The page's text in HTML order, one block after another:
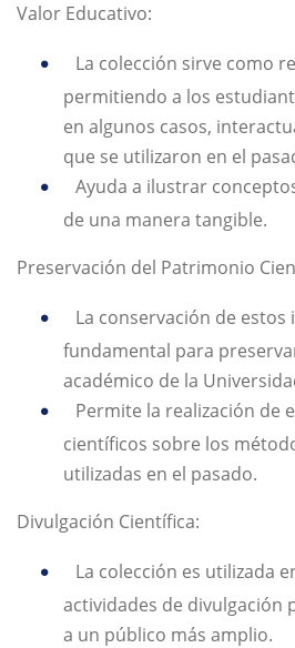
Valor Educativo:
La colección sirve como
permitiendo a los
en algunos casos,
que se utilizaron en el
Ayuda a ilustrar
de una manera tangible.
Preservación del Patrimonio
La conservación de
fundamental para
académico de la
Permite la realización de
científicos sobre los
utilizadas en el pasado.
Divulgación Científica:
La colección es utilizada
actividades de divulgación
a un público más amplio.